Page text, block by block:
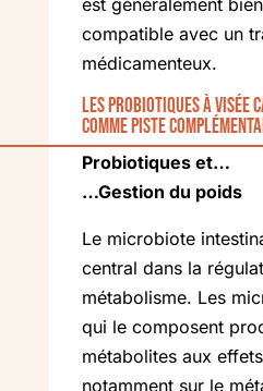
est généralement
compatible avec un
médicamenteux.
Les probiotiques à visée
comme piste
Probiotiques et…
…Gestion du poids
Le microbiote
central dans la
métabolisme. Les
qui le composent
métabolites aux
notamment sur le